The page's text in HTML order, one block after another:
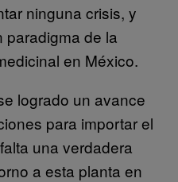
ninguna crisis, y
de la
en México.
logrado un avance
para importar el
una verdadera
a esta planta en